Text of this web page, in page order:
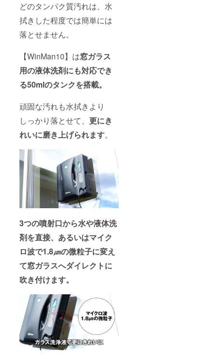
どのタンパク質汚れは、水
拭きした程度では簡単には
落とせません。
【WinMan10】は窓ガラス
用の液体洗剤にも対応でき
る50mlのタンクを搭載。
頑固な汚れも水拭きより
しっかり落とせて、 更にき
れいに磨き上げられます。
3つの噴射口から水や液体洗
剤を直接、あるいはマイク
ロ波で1.8㎛の微粒子に変え
て窓ガラスへダイレクトに
吹き付けます。